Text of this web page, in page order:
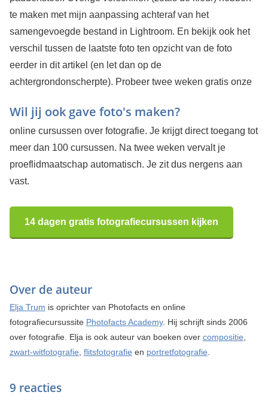
te maken met mijn aanpassing achteraf van het
samengevoegde bestand in Lightroom. En bekijk ook het
verschil tussen de laatste foto ten opzicht van de foto
eerder in dit artikel (en let dan op de
achtergrondonscherpte).
Wil jij ook gave foto's maken?
Probeer twee weken gratis onze
online cursussen over fotografie. Je krijgt direct toegang tot
meer dan 100 cursussen. Na twee weken vervalt je
proeflidmaatschap automatisch. Je zit dus nergens aan
vast.
14 dagen gratis fotografiecursussen kijken
Over de auteur
Elja Trum is oprichter van Photofacts en online
fotografiecursussite Photofacts Academy. Hij schrijft sinds 2006
over fotografie. Elja is ook auteur van boeken over compositie
zwart-witfotografie flitsfotografie en portretfotografie
9 reacties